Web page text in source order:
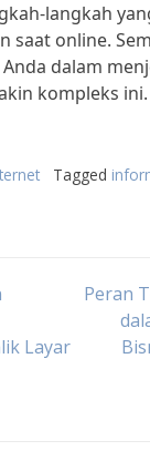
langkah
saat online.
dalam
kompleks ini.
Tagged
Layar
Peran